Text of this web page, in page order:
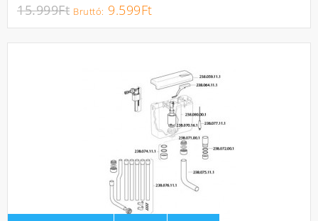
9.599Ft
15.999Ft